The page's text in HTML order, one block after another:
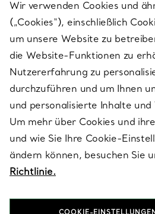
Armbänder mit Geburtssteinen, ein
hinweg schätzen werden. Unsere
spiegelt die legendäre
Hauses wider, mit Armbänder in
Handwerker sich
OHRRINGE IN
RINGE IN
Wir verwenden Cookies und
(„Cookies“), einschließlich
um unsere Website zu
die Website-Funktionen zu
Nutzererfahrung zu
durchzuführen und um Ihnen
und personalisierte Inhalte und
Um mehr über Cookies und
und wie Sie Ihre Cookie-
ändern können, besuchen Sie
Richtlinie.
COOKIE-